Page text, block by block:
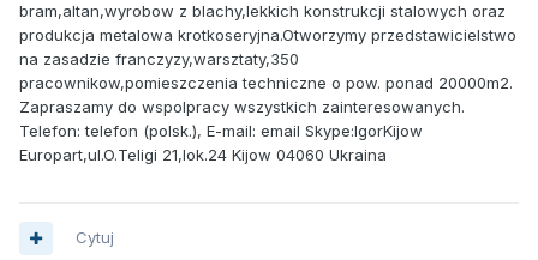
bram,altan,wyrobow z blachy,lekkich konstrukcji stalowych oraz
produkcja metalowa krotkoseryjna.Otworzymy przedstawicielstwo
na zasadzie franczyzy,warsztaty,350
pracownikow,pomieszczenia techniczne o pow. ponad 20000m2.
Zapraszamy do wspolpracy wszystkich zainteresowanych.
Telefon: telefon (polsk.), E-mail: email Skype:IgorKijow
Europart,ul.O.Teligi 21,lok.24 Kijow 04060 Ukraina
Cytuj